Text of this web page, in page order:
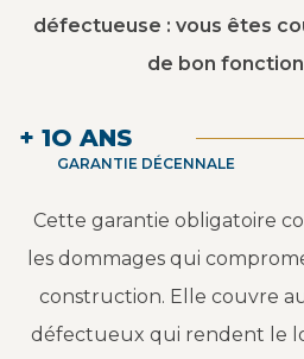
défectueuse : vous êtes
de bon
+ 1O ANS
GARANTIE DÉCENNALE
Cette garantie obligatoire
les dommages qui
construction. Elle couvre
défectueux qui rendent le